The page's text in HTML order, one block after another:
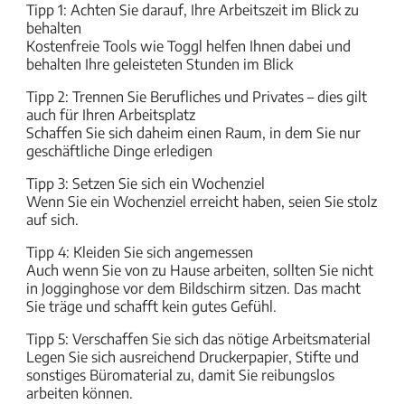
Tipp 1: Achten Sie darauf, Ihre Arbeitszeit im Blick zu
behalten
Kostenfreie Tools wie Toggl helfen Ihnen dabei und
behalten Ihre geleisteten Stunden im Blick
Tipp 2: Trennen Sie Berufliches und Privates – dies gilt
auch für Ihren Arbeitsplatz
Schaffen Sie sich daheim einen Raum, in dem Sie nur
geschäftliche Dinge erledigen
Tipp 3: Setzen Sie sich ein Wochenziel
Wenn Sie ein Wochenziel erreicht haben, seien Sie stolz
auf sich.
Tipp 4: Kleiden Sie sich angemessen
Auch wenn Sie von zu Hause arbeiten, sollten Sie nicht
in Jogginghose vor dem Bildschirm sitzen. Das macht
Sie träge und schafft kein gutes Gefühl.
Tipp 5: Verschaffen Sie sich das nötige Arbeitsmaterial
Legen Sie sich ausreichend Druckerpapier, Stifte und
sonstiges Büromaterial zu, damit Sie reibungslos
arbeiten können.